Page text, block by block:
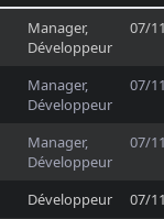
Manager,
Développeur
07/
Manager,
Développeur
07/
Manager,
Développeur
07/
Développeur
07/